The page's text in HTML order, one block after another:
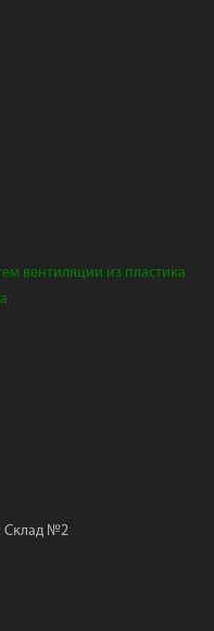
вентиляции из пластика
Склад №2